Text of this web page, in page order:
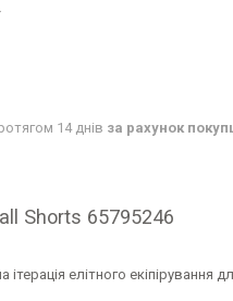
14 днів за рахунок
Shorts 65795246
ітерація елітного екіпірування